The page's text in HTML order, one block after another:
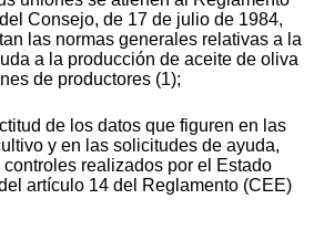
Consejo, de 17 de julio de 1984,
las normas generales relativas a la
a la producción de aceite de oliva
de productores (1);
de los datos que figuren en las
y en las solicitudes de ayuda,
realizados por el Estado
artículo 14 del Reglamento (CEE)